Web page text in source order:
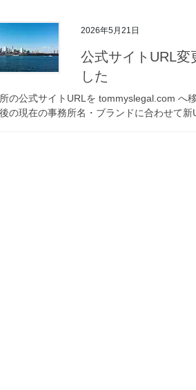
2026年5月21日
公式サイトURL変
した
の公式サイトURLを tommyslegal.com へ
の現在の事務所名・ブランドに合わせて新